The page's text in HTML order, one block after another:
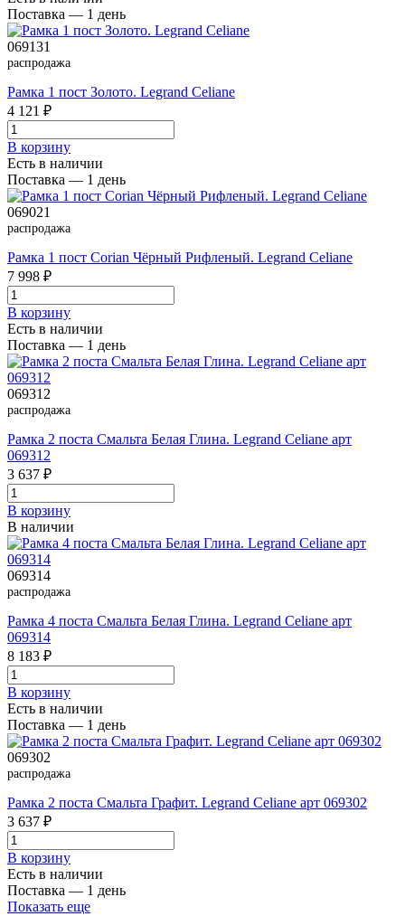
Поставка — 1 день
069131
распродажа
Рамка 1 пост Золото. Legrand Celiane
4 121 ₽
В корзинy
Есть в наличии
Поставка — 1 день
069021
распродажа
Рамка 1 пост Corian Чёрный Рифленый. Legrand Celiane
7 998 ₽
В корзинy
Есть в наличии
Поставка — 1 день
069312
распродажа
Рамка 2 поста Смальта Белая Глина. Legrand Celiane арт
069312
3 637 ₽
В корзинy
В наличии
069314
распродажа
Рамка 4 поста Смальта Белая Глина. Legrand Celiane арт
069314
8 183 ₽
В корзинy
Есть в наличии
Поставка — 1 день
069302
распродажа
Рамка 2 поста Смальта Графит. Legrand Celiane арт 069302
3 637 ₽
В корзинy
Есть в наличии
Поставка — 1 день
Показать еще